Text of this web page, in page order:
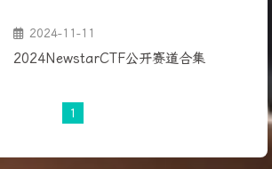
2024-11-11
2024NewstarCTF公开赛道合集
1